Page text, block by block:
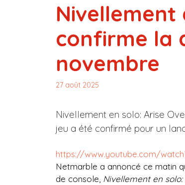
Nivellement
confirme la
novembre
27 août 2025
Nivellement en solo: Arise
jeu a été confirmé pour un
https://www.youtube.com/
Netmarble a annoncé ce matin
de console, Nivellement en